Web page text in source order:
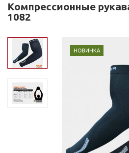
Компрессионные
1082
НОВИНКА